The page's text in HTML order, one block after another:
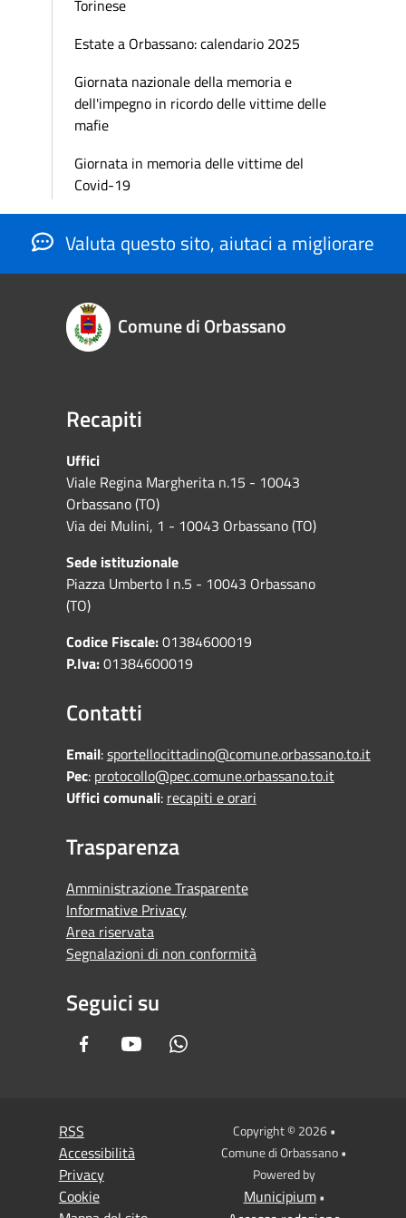
Torinese
Estate a Orbassano: calendario 2025
Giornata nazionale della memoria e
dell'impegno in ricordo delle vittime delle
mafie
Giornata in memoria delle vittime del
Covid-19
Valuta questo sito, aiutaci a migliorare
Comune di Orbassano
Recapiti
Uffici
Viale Regina Margherita n.15 - 10043
Orbassano (TO)
Via dei Mulini, 1 - 10043 Orbassano (TO)
Sede istituzionale
Piazza Umberto I n.5 - 10043 Orbassano
(TO)
Codice Fiscale:01384600019
P.Iva:01384600019
Contatti
Email:sportellocittadino@comune.orbassano.to.it
Pec: protocollo@pec.comune.orbassano.to.it
Uffici comunali: recapiti e orari
Trasparenza
Amministrazione Trasparente
Informative Privacy
Area riservata
Segnalazioni di non conformità
Seguici su
FacebookYoutube
RSS
Accessibilità
Privacy
Cookie
Copyright © 2026 •
Comune di Orbassano •
Powered by
Municipium•